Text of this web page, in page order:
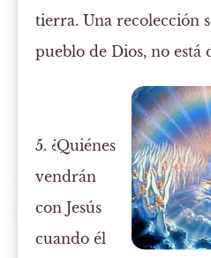
tierra. Una recolección
pueblo de Dios, no está
5. ¿Quiénes
vendrán
con Jesús
cuando él